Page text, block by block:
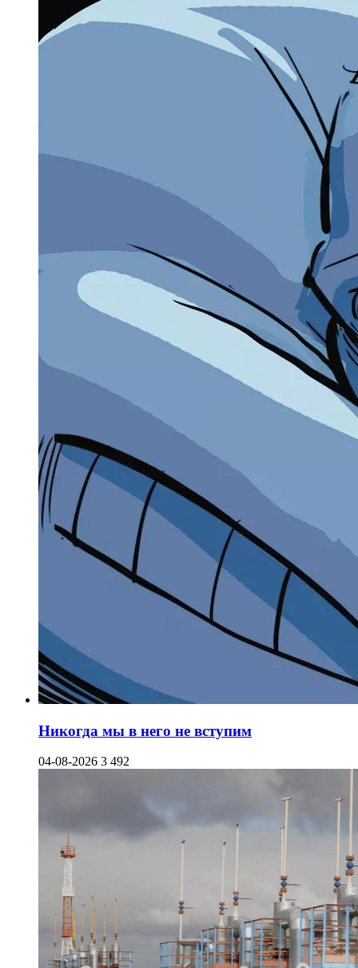
Никогда мы в него не вступим
04-08-2026 3 492